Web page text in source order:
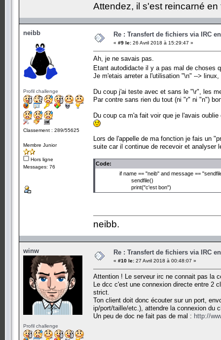
Attendez, il s'est reincarné en
neibb
Profil challenge
Classement : 289/55625
Membre Junior
Hors ligne
Messages: 76
Re : Transfert de fichiers via IRC
« #9 le: 26 Avril 2018 à 15:29:47 »
Ah, je ne savais pas.
Etant autodidacte il y a pas mal de choses
Je m'etais arreter a l'utilisation "\n" -->
Du coup j'ai teste avec et sans le "\r", les
Par contre sans rien du tout (ni "r" ni "n")
Du coup ca m'a fait voir que je l'avais
Lors de l'appelle de ma fonction je fais un
suite car il continue de recevoir et analyser
Code:
if name == "neib" and message ==
sendfile()
print("c'est bon")
neibb.
winw
Profil challenge
Re : Transfert de fichiers via IRC
« #10 le: 27 Avril 2018 à 00:48:07 »
Attention ! Le serveur irc ne connait pas la
Le dcc c'est une connexion directe entre 2
strict.
Ton client doit donc écouter sur un port,
ip/port/taille/etc.), attendre la connexion du
Un peu de doc ne fait pas de mal : http://